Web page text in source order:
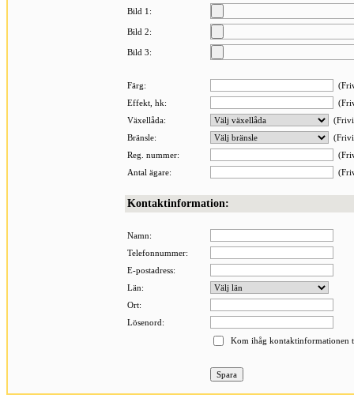
Bild 1:
Bild 2:
Bild 3:
Färg:
Effekt, hk:
Växellåda:
Bränsle:
Reg. nummer:
Antal ägare:
Kontaktinformation:
Namn:
Telefonnummer:
E-postadress:
Län:
Ort:
Lösenord:
Kom ihåg kontaktinformationen